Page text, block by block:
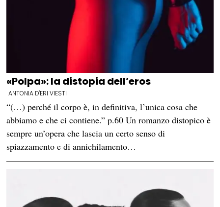
«Polpa»: la distopia dell’eros
ANTONIA D'ERI VIESTI
“(…) perché il corpo è, in definitiva, l’unica cosa che
abbiamo e che ci contiene.” p.60 Un romanzo distopico è
sempre un’opera che lascia un certo senso di
spiazzamento e di annichilamento…